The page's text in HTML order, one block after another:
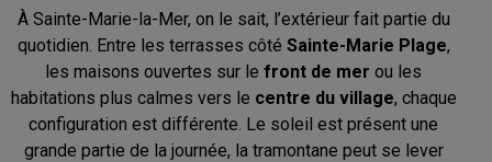
À Sainte-Marie-la-Mer, on le sait, l’extérieur fait partie du
quotidien. Entre les terrasses côté Sainte-Marie Plage,
les maisons ouvertes sur lefront de mer ou les
habitations plus calmes vers le centre du village, chaque
configuration est différente. Le soleil est présent une
grande partie de la journée, la tramontane peut se lever